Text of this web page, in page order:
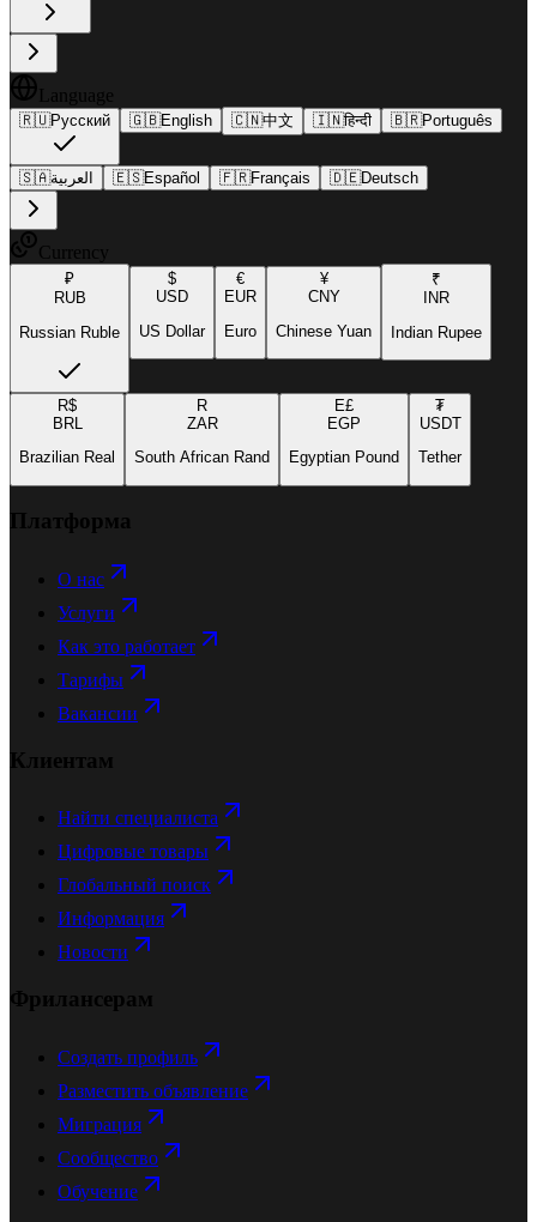
Language
🇷🇺Русский 🇬🇧English 🇨🇳中文 🇮🇳हिन्दी 🇧🇷Português
🇸🇦العربية 🇪🇸Español 🇫🇷Français 🇩🇪Deutsch
Currency
₽
RUB
Russian Ruble
$
USD
US Dollar
€
EUR
Euro
¥
CNY
Chinese Yuan
₹
INR
Indian Rupee
R$
BRL
Brazilian Real
R
ZAR
South African Rand
E£
EGP
Egyptian Pound
₮
USDT
Tether
Платформа
О нас
Услуги
Как это работает
Тарифы
Вакансии
Клиентам
Найти специалиста
Цифровые товары
Глобальный поиск
Информация
Новости
Фрилансерам
Создать профиль
Разместить объявление
Миграция
Сообщество
Обучение